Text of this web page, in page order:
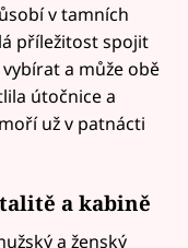
v tamních
příležitost spojit
a může obě
útočnice a
už v patnácti
a kabině
a ženský